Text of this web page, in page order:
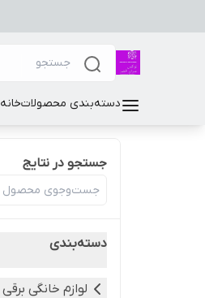
دسته‌بندی محصولاتخانه
جستجو در نتایج
دسته‌بندی
لوازم خانگی برقی